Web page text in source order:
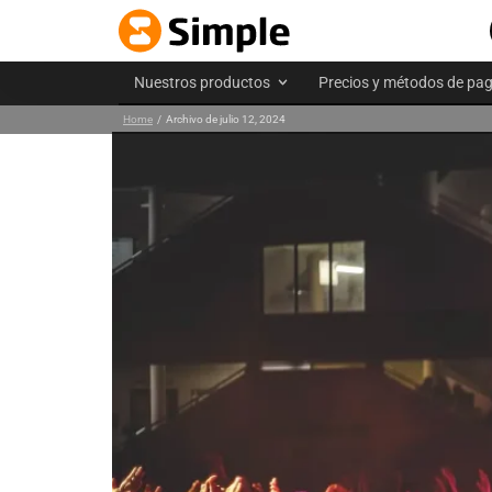
Nuestros productos Precios y métodos de
Home / Archivo de julio 12, 2024
Entrada de prueba
magnis dis